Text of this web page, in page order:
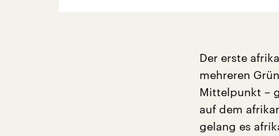
Der erste
mehreren
Mittelpunkt –
auf dem
gelang es